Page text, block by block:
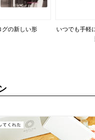
グの新しい形
いつでも手軽